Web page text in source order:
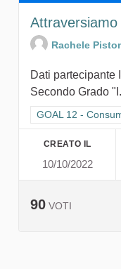
Rachele
Dati partecipante
Secondo Grado
Filtra i risultati per
GOAL 12 -
CREATO IL
10/10/2022
90 VOTI